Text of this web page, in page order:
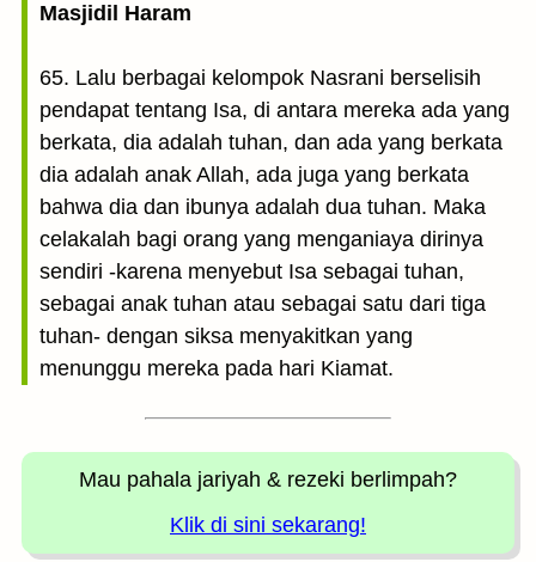
Masjidil Haram
65. Lalu berbagai kelompok Nasrani berselisih
pendapat tentang Isa, di antara mereka ada yang
berkata, dia adalah tuhan, dan ada yang berkata
dia adalah anak Allah, ada juga yang berkata
bahwa dia dan ibunya adalah dua tuhan. Maka
celakalah bagi orang yang menganiaya dirinya
sendiri -karena menyebut Isa sebagai tuhan,
sebagai anak tuhan atau sebagai satu dari tiga
tuhan- dengan siksa menyakitkan yang
menunggu mereka pada hari Kiamat.
Mau pahala jariyah & rezeki berlimpah?
Klik di sini sekarang!